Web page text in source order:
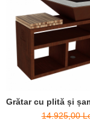
Grătar cu plită și
14.925,00